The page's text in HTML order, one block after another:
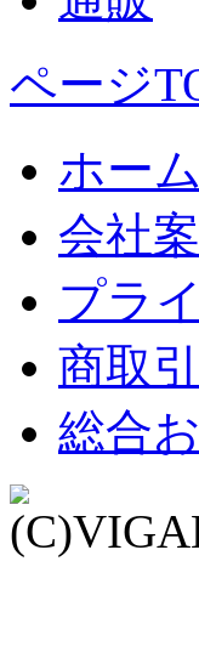
ページ
ホーム
会社
プラ
商取
総合